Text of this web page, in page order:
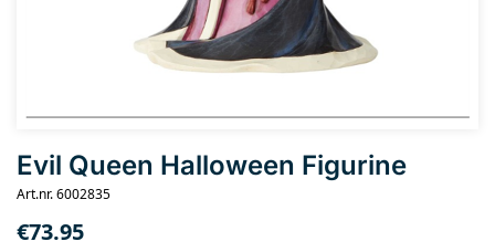
Evil Queen Halloween Figurine
Art.nr. 6002835
€73.95